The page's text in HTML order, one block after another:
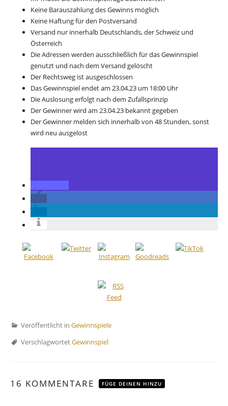
Keine Barauszahlung des Gewinns möglich
Keine Haftung für den Postversand
Versand nur innerhalb Deutschlands, der Schweiz und
Österreich
Die Adressen werden ausschließlich für das Gewinnspiel
genutzt und nach dem Versand gelöscht
Der Rechtsweg ist ausgeschlossen
Das Gewinnspiel endet am 23.04.23 um 18:00 Uhr
Die Auslosung erfolgt nach dem Zufallsprinzip
Der Gewinner wird am 23.04.23 bekannt gegeben
Der Gewinner melden sich innerhalb von 48 Stunden, sonst
wird neu ausgelost
Veröffentlicht in Gewinnspiele
VerschlagwortetGewinnspiel
16 KOMMENTARE FÜGE DEINEN HINZU